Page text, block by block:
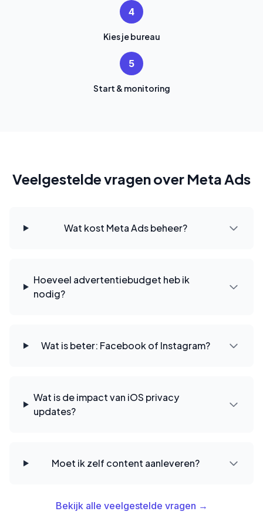
4
Kies je bureau
5
Start & monitoring
Veelgestelde vragen over Meta Ads
Wat kost Meta Ads beheer?
Hoeveel advertentiebudget heb ik
nodig?
Wat is beter: Facebook of Instagram?
Wat is de impact van iOS privacy
updates?
Moet ik zelf content aanleveren?
Bekijk alle veelgestelde vragen →